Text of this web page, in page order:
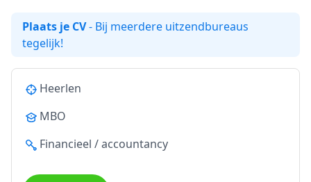
Plaats je CV- Bij meerdere uitzendbureaus
tegelijk!
Heerlen
MBO
Financieel / accountancy